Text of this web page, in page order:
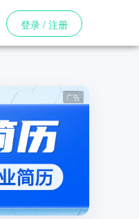
登录 / 注册